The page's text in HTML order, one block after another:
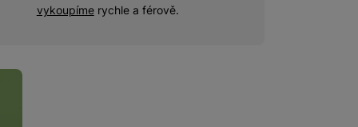
vykoupímerychle a férově.